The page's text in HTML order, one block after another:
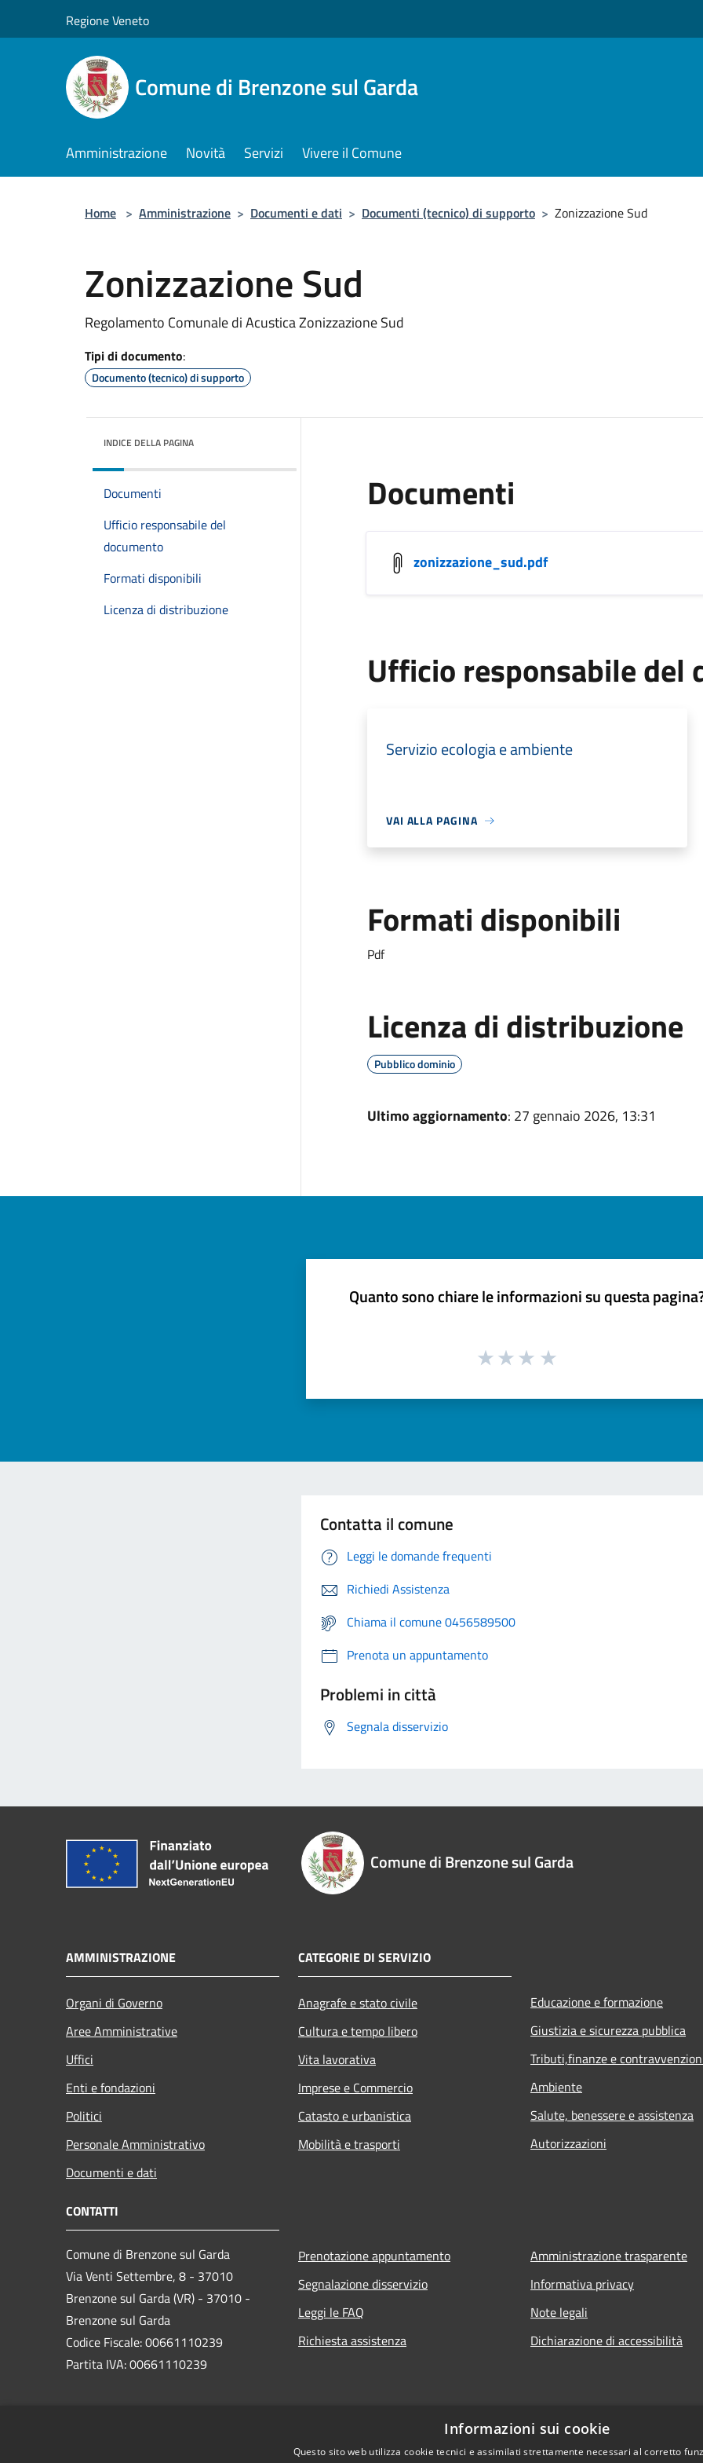
Regione Veneto
Comune di Brenzone sul Garda
Amministrazione Novità Servizi Vivere il Comune
Home > Amministrazione > Documenti e dati > Documenti (tecnico) di supporto > Zonizzazione Sud
Zonizzazione Sud
Regolamento Comunale di Acustica Zonizzazione Sud
Tipi di documento:
Documento (tecnico) di supporto
INDICE DELLA PAGINA
Documenti
Ufficio responsabile del
documento
Formati disponibili
Licenza di distribuzione
Documenti
zonizzazione_sud.pdf
Ufficio responsabile del
Servizio ecologia e ambiente
VAI ALLA PAGINA
Formati disponibili
Pdf
Licenza di distribuzione
Pubblico dominio
Ultimo aggiornamento: 27 gennaio 2026, 13:31
Quanto sono chiare le informazioni su questa
Contatta il comune
Leggi le domande frequenti
Richiedi Assistenza
Chiama il comune 0456589500
Prenota un appuntamento
Problemi in città
Segnala disservizio
Comune di Brenzone sul Garda
AMMINISTRAZIONE
Organi di Governo
Aree Amministrative
Uffici
Enti e fondazioni
Politici
Personale Amministrativo
Documenti e dati
CATEGORIE DI SERVIZIO
Anagrafe e stato civile
Cultura e tempo libero
Vita lavorativa
Imprese e Commercio
Catasto e urbanistica
Mobilità e trasporti
Educazione e formazione
Giustizia e sicurezza pubblica
Tributi,finanze e
Ambiente
Salute, benessere e assistenza
Autorizzazioni
CONTATTI
Comune di Brenzone sul Garda
Via Venti Settembre, 8 - 37010
Brenzone sul Garda (VR) - 37010 -
Brenzone sul Garda
Codice Fiscale: 00661110239
Partita IVA: 00661110239
Prenotazione appuntamento
Segnalazione disservizio
Leggi le FAQ
Richiesta assistenza
Amministrazione trasparente
Informativa privacy
Note legali
Dichiarazione di accessibilità
Informazioni sui cookie
Questo sito web utilizza cookie tecnici e assimilati strettamente necessari al corretto